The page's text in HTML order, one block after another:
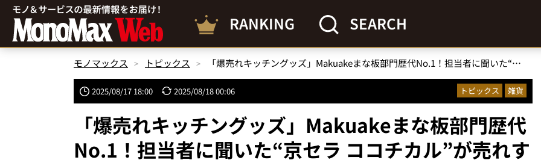
RANKING SEARCH
モノマックス トピックス 「爆売れキッチングッズ」Makuakeまな板部門歴代No.1！担当者に聞いた“京セラ ココチカル”が売れすぎた秘密とは？【2025年上半期ヒットモノ】
2025/08/17 18:00 2025/08/18 00:06 トピックス 雑貨
「爆売れキッチングッズ」Makuakeまな板部門歴代
No.1！担当者に聞いた“京セラ ココチカル”が売れす